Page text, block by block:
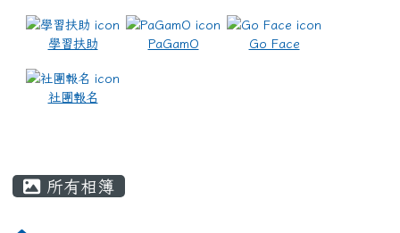
學習扶助 PaGamO Go Face
社團報名
所有相簿